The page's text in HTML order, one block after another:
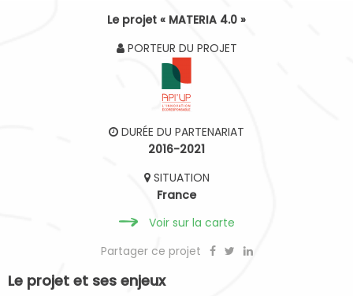
Le projet « MATERIA 4.0 »
PORTEUR DU PROJET
DURÉE DU PARTENARIAT
2016-2021
SITUATION
France
Voir sur la carte
Partager ce projet
Le projet et ses enjeux